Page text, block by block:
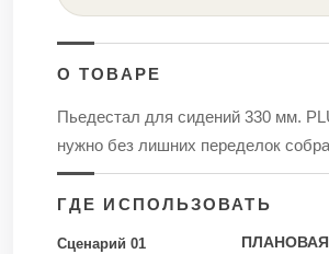
О ТОВАРЕ
Пьедестал для сидений 330 мм.
нужно без лишних переделок
ГДЕ ИСПОЛЬЗОВАТЬ
Сценарий 01